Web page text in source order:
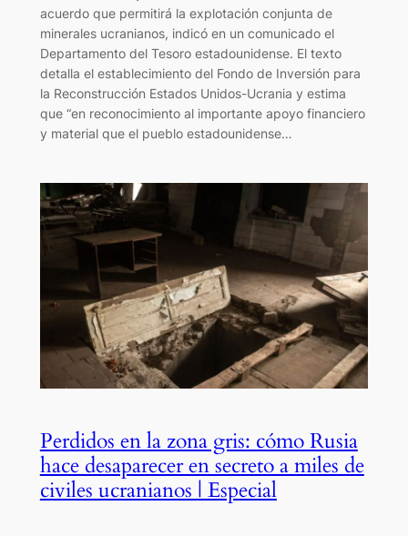
acuerdo que permitirá la explotación conjunta de
minerales ucranianos, indicó en un comunicado el
Departamento del Tesoro estadounidense. El texto
detalla el establecimiento del Fondo de Inversión para
la Reconstrucción Estados Unidos-Ucrania y estima
que “en reconocimiento al importante apoyo financiero
y material que el pueblo estadounidense…
Perdidos en la zona gris: cómo Rusia
hace desaparecer en secreto a miles de
civiles ucranianos | Especial